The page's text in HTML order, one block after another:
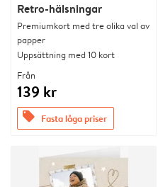
Retro-hälsningar
Premiumkort med tre olika val av
papper
Uppsättning med 10 kort
Från
139 kr
offers Fasta låga priser